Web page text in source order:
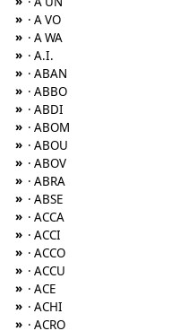
» · A VO
» · A WA
» · A.I.
» · ABAN
» · ABBO
» · ABDI
» · ABOM
» · ABOU
» · ABOV
» · ABRA
» · ABSE
» · ACCA
» · ACCI
» · ACCO
» · ACCU
» · ACE
» · ACHI
» · ACRO